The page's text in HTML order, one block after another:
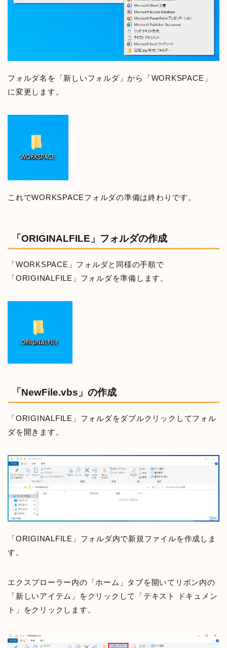
フォルダ名を「新しいフォルダ」から「WORKSPACE」
に変更します。
これでWORKSPACEフォルダの準備は終わりです。
「ORIGINALFILE」フォルダの作成
「WORKSPACE」フォルダと同様の手順で
「ORIGINALFILE」フォルダを準備します。
「NewFile.vbs」の作成
「ORIGINALFILE」フォルダをダブルクリックしてフォル
ダを開きます。
「ORIGINALFILE」フォルダ内で新規ファイルを作成しま
す。
エクスプローラー内の「ホーム」タブを開いてリボン内の
「新しいアイテム」をクリックして「テキスト ドキュメン
ト」をクリックします。